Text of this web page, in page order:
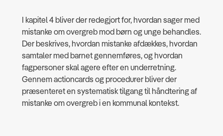
I kapitel 4 bliver der redegjort for, hvordan sager med
mistanke om overgreb mod børn og unge behandles.
Der beskrives, hvordan mistanke afdækkes, hvordan
samtaler med barnet gennemføres, og hvordan
fagpersoner skal agere efter en underretning.
Gennem actioncards og procedurer bliver der
præsenteret en systematisk tilgang til håndtering af
mistanke om overgreb i en kommunal kontekst.